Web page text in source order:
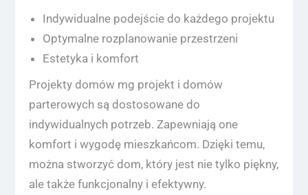
Indywidualne podejście do każdego projektu
Optymalne rozplanowanie przestrzeni
Estetyka i komfort
Projekty domów mg projekt i domów
parterowych są dostosowane do
indywidualnych potrzeb. Zapewniają one
komfort i wygodę mieszkańcom. Dzięki temu,
można stworzyć dom, który jest nie tylko piękny,
ale także funkcjonalny i efektywny.